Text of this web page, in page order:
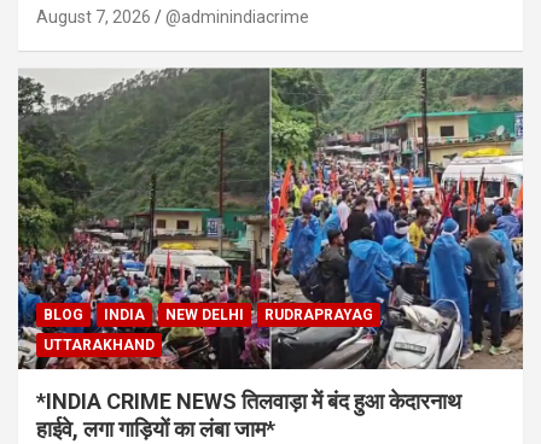
August 7, 2026 @adminindiacrime
BLOG INDIA NEW DELHI
RUDRAPRAYAG
UTTARAKHAND
*INDIA CRIME NEWS तिलवाड़ा में बंद हुआ केदारनाथ
हाईवे, लगा गाड़ियों का लंबा जाम*